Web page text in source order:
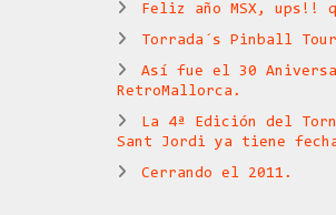
Feliz año MSX, ups!!
Torrada´s Pinball
Así fue el 30
RetroMallorca.
La 4ª Edición del
Sant Jordi ya tiene
Cerrando el 2011.